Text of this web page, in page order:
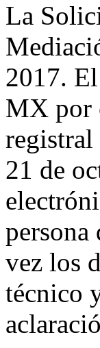
La
2017.
MX por
21 de
vez los
técnico